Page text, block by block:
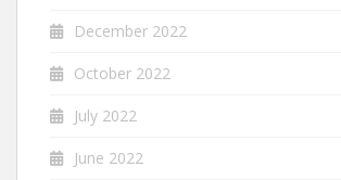
December 2022
October 2022
July 2022
June 2022